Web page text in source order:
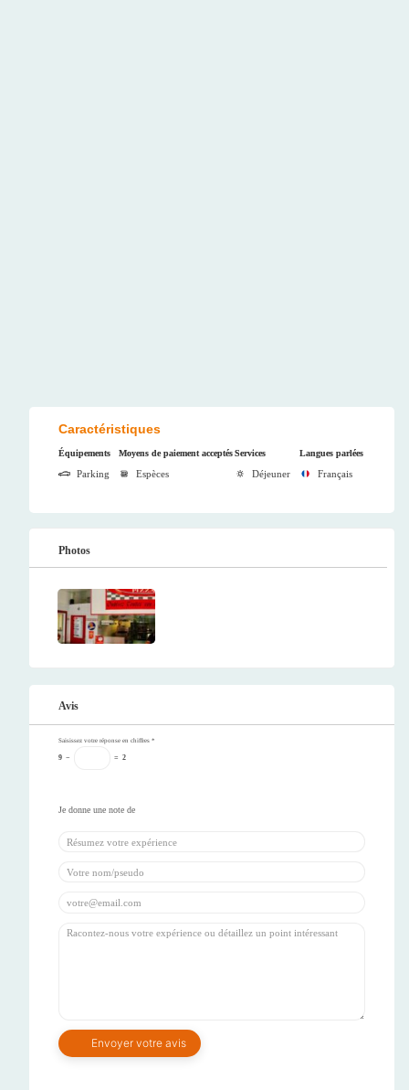
Caractéristiques
Équipements
Parking
Moyens de paiement acceptés
Espèces
Services
Déjeuner
Langues parlées
Français
Photos
Avis
Saisissez votre réponse en chiffres *
9 − = 2